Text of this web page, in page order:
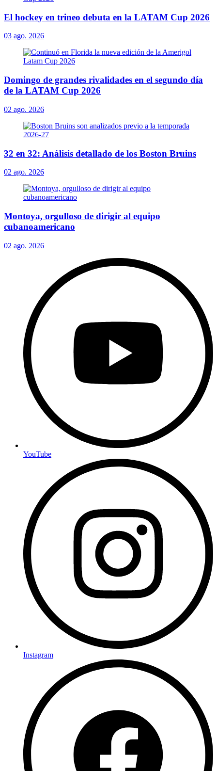
El hockey en trineo debuta en la LATAM Cup 2026
03 ago. 2026
Domingo de grandes rivalidades en el segundo día
de la LATAM Cup 2026
02 ago. 2026
32 en 32: Análisis detallado de los Boston Bruins
02 ago. 2026
Montoya, orgulloso de dirigir al equipo
cubanoamericano
02 ago. 2026
YouTube
Instagram